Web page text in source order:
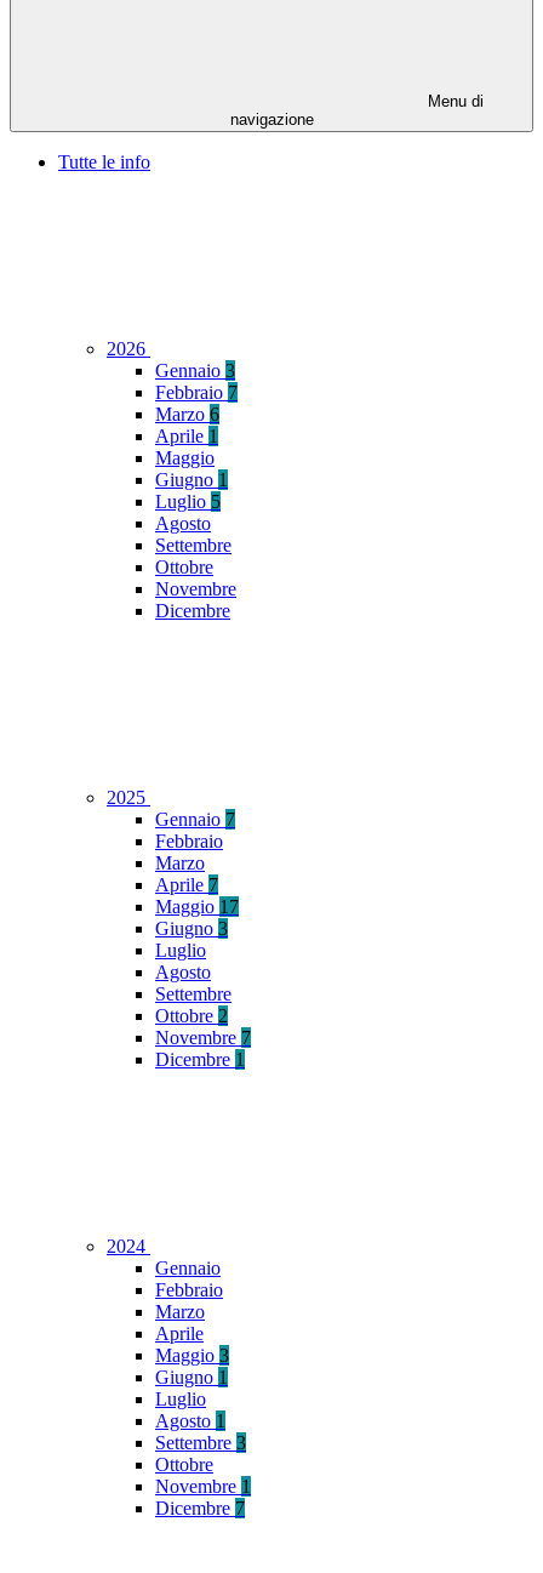
Menu di
navigazione
Tutte le info
2026
Gennaio 3
Febbraio 7
Marzo 6
Aprile 1
Maggio
Giugno 1
Luglio 5
Agosto
Settembre
Ottobre
Novembre
Dicembre
2025
Gennaio 7
Febbraio
Marzo
Aprile 7
Maggio 17
Giugno 3
Luglio
Agosto
Settembre
Ottobre 2
Novembre 7
Dicembre 1
2024
Gennaio
Febbraio
Marzo
Aprile
Maggio 3
Giugno 1
Luglio
Agosto 1
Settembre 3
Ottobre
Novembre 1
Dicembre 7